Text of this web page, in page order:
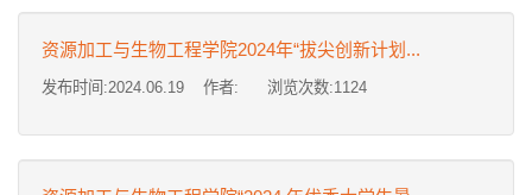
资源加工与生物工程学院2024年“拔尖创新计划...
发布时间:2024.06.19 作者: 浏览次数:1124